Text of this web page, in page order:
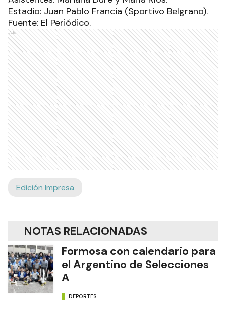
Estadio: Juan Pablo Francia (Sportivo Belgrano).
Fuente: El Periódico.
Ads
Edición Impresa
NOTAS RELACIONADAS
Formosa con calendario para
el Argentino de Selecciones
A
DEPORTES